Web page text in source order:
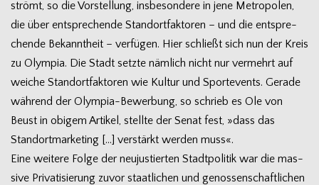
strömt, so die Vor­stel­lung, ins­be­son­dere in jene Metro­po­len,
die über ent­spre­chende Stand­ort­fak­to­ren – und die ent­spre­
chende Bekannt­heit – ver­fü­gen. Hier schließt sich nun der Kreis
zu Olym­pia. Die Stadt setzte näm­lich nicht nur ver­mehrt auf
wei­che Stand­ort­fak­to­ren wie Kul­tur und Sport­events. Gerade
wäh­rend der Olympia-Bewerbung, so schrieb es Ole von
Beust in obi­gem Arti­kel, stellte der Senat fest, »dass das
Stand­ort­mar­ke­ting […] ver­stärkt wer­den muss«.
Eine wei­tere Folge der neu­jus­tier­ten Stadt­po­li­tik war die mas­
sive Pri­va­ti­sie­rung zuvor staat­li­chen und genos­sen­schaft­li­chen